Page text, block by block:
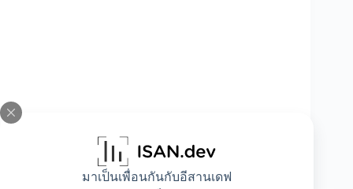
มาเป็นเพื่อนกันกับอีสานเดฟ
ปัญหา “ขี้แมลงวันบนใบหน้า” แก้ได้ด้วยวิธีใด